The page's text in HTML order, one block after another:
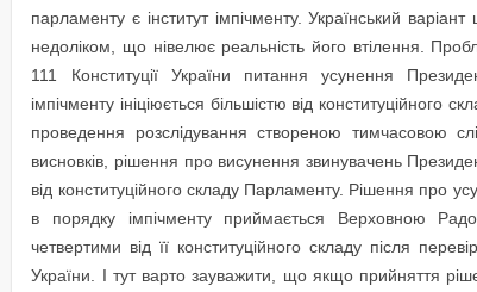
парламенту є інститут імпічменту. Український
недоліком, що нівелює реальність його втілення.
111 Конституції України питання усунення
імпічменту ініціюється більшістю від конституційного
проведення розслідування створеною тимчасовою
висновків, рішення про висунення звинувачень
від конституційного складу Парламенту. Рішення про
в порядку імпічменту приймається Верховною
четвертими від її конституційного складу після
України. І тут варто зауважити, що якщо прийняття